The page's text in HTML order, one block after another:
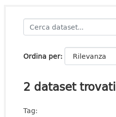
Ordina per
2 dataset trovati
Tag: